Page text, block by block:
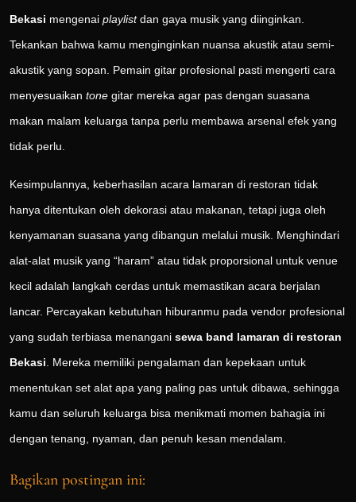
Bekasi mengenai playlistdan gaya musik yang diinginkan.
Tekankan bahwa kamu menginginkan nuansa akustik atau semi-
akustik yang sopan. Pemain gitar profesional pasti mengerti cara
menyesuaikan tone gitar mereka agar pas dengan suasana
makan malam keluarga tanpa perlu membawa arsenal efek yang
tidak perlu.
Kesimpulannya, keberhasilan acara lamaran di restoran tidak
hanya ditentukan oleh dekorasi atau makanan, tetapi juga oleh
kenyamanan suasana yang dibangun melalui musik. Menghindari
alat-alat musik yang “haram” atau tidak proporsional untuk venue
kecil adalah langkah cerdas untuk memastikan acara berjalan
lancar. Percayakan kebutuhan hiburanmu pada vendor profesional
yang sudah terbiasa menangani sewa band lamaran di restoran
Bekasi . Mereka memiliki pengalaman dan kepekaan untuk
menentukan set alat apa yang paling pas untuk dibawa, sehingga
kamu dan seluruh keluarga bisa menikmati momen bahagia ini
dengan tenang, nyaman, dan penuh kesan mendalam.
Bagikan postingan ini: